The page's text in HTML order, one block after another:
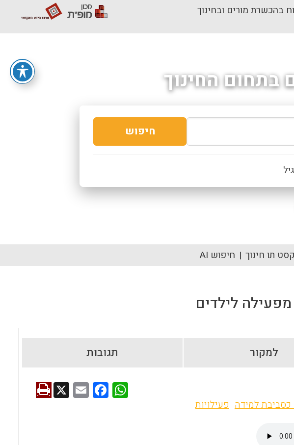
בהכשרת מורים ובחינוך
בתחום החינוך
חיפוש
תו חינוך חיפוש AI
מפעילה לילדים
למקור תגובות
W
h
F
a
E
m
X
כסביבת למידה פעילויות